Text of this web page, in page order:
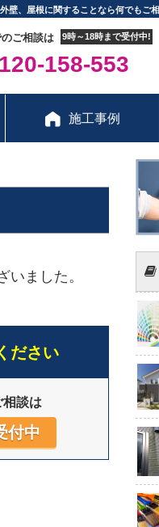
壁、屋根に関することなら何でもご
ご相談は 9時～18時まで受付中!
158-553
施工事例
ました。
ださい
相談は
付中